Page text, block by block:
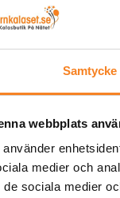
Samtycke
webbplats
använder
medier och
de sociala medier
se filmen nedan. När
innehåller
följande: 1. En
för att
produkt. 2. Följ
Observera att
har hanterats